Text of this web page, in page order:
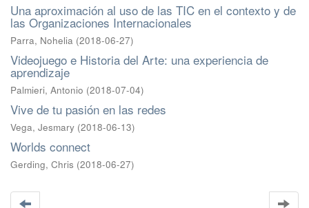
Una aproximación al uso de las TIC en el contexto y de
las Organizaciones Internacionales
Parra, Nohelia (2018-06-27)
Videojuego e Historia del Arte: una experiencia de
aprendizaje
Palmieri, Antonio (2018-07-04)
Vive de tu pasión en las redes
Vega, Jesmary (2018-06-13)
Worlds connect
Gerding, Chris (2018-06-27)